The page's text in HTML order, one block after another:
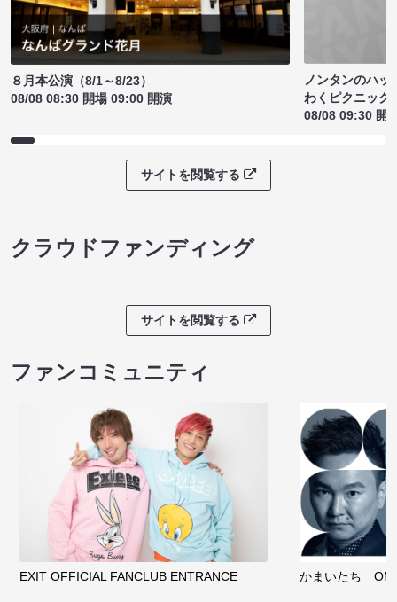
８月本公演（8/1～8/23）
08/08 08:30 開場 09:00 開演
ノンタンのハッ
わくピクニック
08/08 09:30 開
サイトを閲覧する
クラウドファンディング
サイトを閲覧する
ファンコミュニティ
EXIT OFFICIAL FANCLUB ENTRANCE かまいたち